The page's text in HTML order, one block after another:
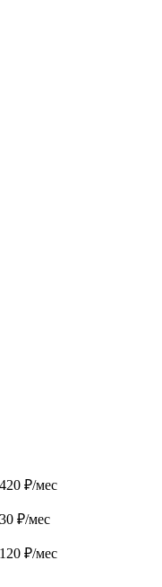
₽/мес
₽/мес
₽/мес